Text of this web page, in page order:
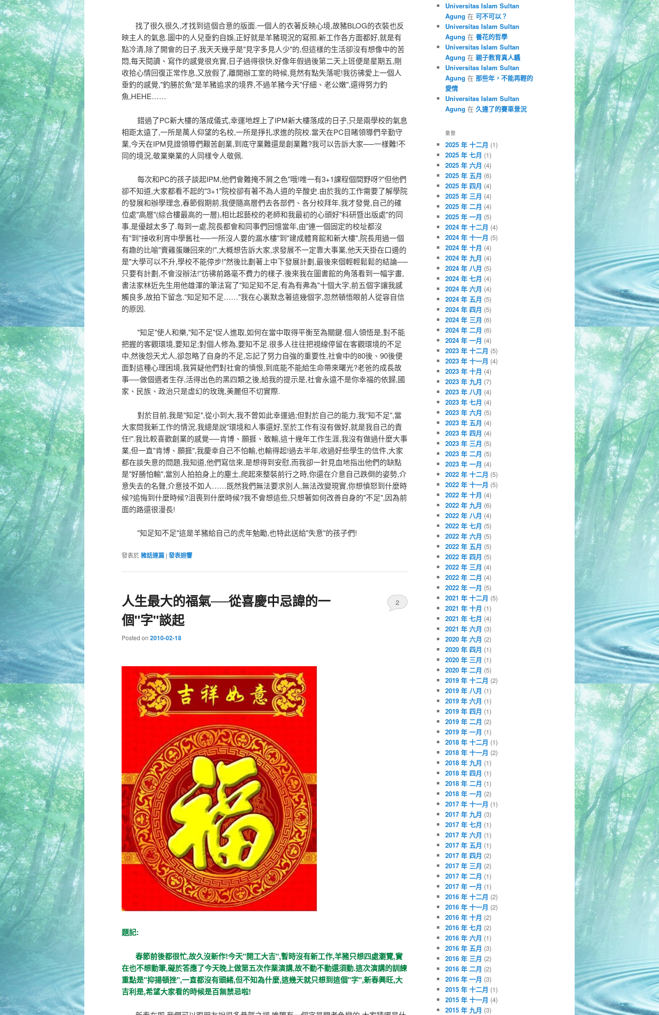
找了很久很久,才找到這個合意的版面.一個人的衣著反映心境,故豬BLOG的衣裝也反
映主人的氣息.圖中的人兒垂釣自娛,正好就是羊豬現況的寫照.新工作各方面都好,就是有
點冷清,除了開會的日子,我天天幾乎是"見字多見人少"的,但這樣的生活卻沒有想像中的苦
悶,每天閱讀、寫作的感覺很充實,日子過得很快,好像年假過後第二天上班便是星期五,剛
收拾心情回復正常作息,又放假了,離開辦工室的時候,竟然有點失落呢!我彷彿愛上一個人
垂釣的感覺,"釣勝於魚"是羊豬追求的境界,不過羊豬今天"仔細、老公嫩",還得努力釣
魚,HEHE……
錯過了PC新大樓的落成儀式,幸運地趕上了IPM新大樓落成的日子,只是兩學校的氣息
相距太遠了,一所是萬人仰望的名校,一所是掙扎求進的院校.當天在PC目睹領導們辛勤守
業,今天在IPM見證領導們艱苦創業,到底守業難還是創業難?我可以告訴大家──一樣難!不
同的境況,敬業樂業的人同樣令人敬佩.
每次和PC的孩子談起IPM,他們會難掩不屑之色"哦!唯一有3+1課程個間野呀?"但他們
卻不知道,大家都看不起的"3+1"院校卻有著不為人道的辛酸史.由於我的工作需要了解學院
的發展和辦學理念,春節假期前,我便隨高層們去各部們、各分校拜年,我才發覺,自己的確
位處"高層"(綜合樓最高的一層),相比起藝校的老師和我最初的心頭好"科研暨出版處"的同
事,是優越太多了.每到一處,院長都會和同事們回憶當年,由"連一個固定的校址都沒
有"到"接收利宵中學舊社──一所沒人要的漏水樓"到"建成體育館和新大樓",院長用過一個
有趣的比喻"賣雞蛋賺回來的!",大概想告訴大家,求發展不一定靠大事業,他天天掛在口邊的
是"大學可以不升,學校不能停步!"然後比劃著上中下發展計劃,最後來個輕輕鬆鬆的結論──
只要有計劃,不會沒辦法!"彷彿前路毫不費力的樣子.後來我在圖書館的角落看到一幅字畫,
書法家林近先生用他雄渾的筆法寫了"知足知不足,有為有弗為"十個大字,前五個字讓我感
觸良多,故拍下留念."知足知不足……"我在心裏默念著這幾個字,忽然頓悟眼前人從容自信
的原因.
"知足"使人和樂,"知不足"促人進取,如何在當中取得平衡至為關鍵.個人領悟是,對不能
把握的客觀環境,要知足;對個人修為,要知不足.很多人往往把視線停留在客觀環境的不足
中,然後怨天尤人,卻忽略了自身的不足,忘記了努力自強的重要性,社會中的80後、90後便
面對這種心理困境,我質疑他們對社會的憤恨,到底能不能給生命帶來曙光?老爸的成長故
事──做個適者生存,活得出色的黑四類之後,給我的提示是,社會永遠不是你幸福的依歸,國
家、民族、政治只是虛幻的玫瑰,美麗但不切實際.
對於目前,我是"知足",從小到大,我不曾如此幸運過;但對於自己的能力,我"知不足",當
大家問我新工作的情況,我總是說"環境和人事還好,至於工作有沒有做好,就是我自己的責
任!".我比較喜歡創業的感覺──肯博、願捱、敢輸,這十幾年工作生涯,我沒有做過什麼大事
業,但一直"肯博、願捱",我慶幸自己不怕輸,也輸得起!過去半年,收過好些學生的信件,大家
都在談失意的問題,我知道,他們寫信來,是想得到安慰,而我卻一針見血地指出他們的缺點
是"好勝怕輸",當別人拍拍身上的塵土,爬起來整裝前行之時,你還在介意自己跌倒的姿勢,介
意失去的名聲,介意技不如人……既然我們無法要求別人,無法改變現實,你想憤怒到什麼時
候?追悔到什麼時候?沮喪到什麼時候?我不會想這些,只想著如何改善自身的"不足",因為前
面的路還很漫長!
"知足知不足"這是羊豬給自己的虎年勉勵,也特此送給"失意"的孩子們!
發表於豬話連篇 | 發表迴響
人生最大的福氣──從喜慶中忌諱的一
個"字"談起
Posted on 2010-02-18
2
題記:
春節前後都很忙,故久沒新作!今天"開工大吉",暫時沒有新工作,羊豬只想四處瀏覽,實
在也不想動筆,礙於答應了今天晚上做第五次作業演講,故不動不動還須動.這次演講的訓練
重點是"抑揚頓挫",一直都沒有頭緒,但不知為什麼,這幾天就只想到這個"字",新春興旺,大
吉利是,希望大家看的時候是百無禁忌啦!
Universitas Islam Sultan
Agung 在 可不可以？
Universitas Islam Sultan
Agung 在 養花的哲學
Universitas Islam Sultan
Agung 在 親子教育真人騷
Universitas Islam Sultan
Agung 在 那些年，不能再輕的
愛情
Universitas Islam Sultan
Agung 在 久違了的賽車景況
彙整
2025 年 十二月 (1)
2025 年 七月 (1)
2025 年 六月 (4)
2025 年 五月 (6)
2025 年 四月 (4)
2025 年 三月 (4)
2025 年 二月 (4)
2025 年 一月 (5)
2024 年 十二月 (4)
2024 年 十一月 (5)
2024 年 十月 (4)
2024 年 九月 (4)
2024 年 八月 (5)
2024 年 七月 (4)
2024 年 六月 (4)
2024 年 五月 (5)
2024 年 四月 (5)
2024 年 三月 (6)
2024 年 二月 (6)
2024 年 一月 (4)
2023 年 十二月 (5)
2023 年 十一月 (4)
2023 年 十月 (4)
2023 年 九月 (7)
2023 年 八月 (4)
2023 年 七月 (4)
2023 年 六月 (5)
2023 年 五月 (4)
2023 年 四月 (4)
2023 年 三月 (5)
2023 年 二月 (5)
2023 年 一月 (4)
2022 年 十二月 (5)
2022 年 十一月 (5)
2022 年 十月 (4)
2022 年 九月 (6)
2022 年 八月 (4)
2022 年 七月 (5)
2022 年 六月 (5)
2022 年 五月 (5)
2022 年 四月 (5)
2022 年 三月 (4)
2022 年 二月 (4)
2022 年 一月 (5)
2021 年 十二月 (5)
2021 年 十月 (1)
2021 年 七月 (4)
2021 年 六月 (3)
2020 年 六月 (2)
2020 年 四月 (1)
2020 年 三月 (1)
2020 年 二月 (5)
2019 年 十二月 (2)
2019 年 八月 (1)
2019 年 六月 (1)
2019 年 四月 (1)
2019 年 二月 (2)
2019 年 一月 (1)
2018 年 十二月 (1)
2018 年 十一月 (2)
2018 年 九月 (1)
2018 年 四月 (1)
2018 年 二月 (1)
2018 年 一月 (2)
2017 年 十一月 (1)
2017 年 九月 (3)
2017 年 七月 (1)
2017 年 六月 (1)
2017 年 五月 (1)
2017 年 四月 (2)
2017 年 三月 (2)
2017 年 二月 (1)
2017 年 一月 (1)
2016 年 十二月 (2)
2016 年 十一月 (2)
2016 年 十月 (2)
2016 年 七月 (2)
2016 年 六月 (1)
2016 年 五月 (3)
2016 年 三月 (2)
2016 年 二月 (2)
2016 年 一月 (3)
2015 年 十二月 (1)
2015 年 十一月 (4)
2015 年 九月 (3)